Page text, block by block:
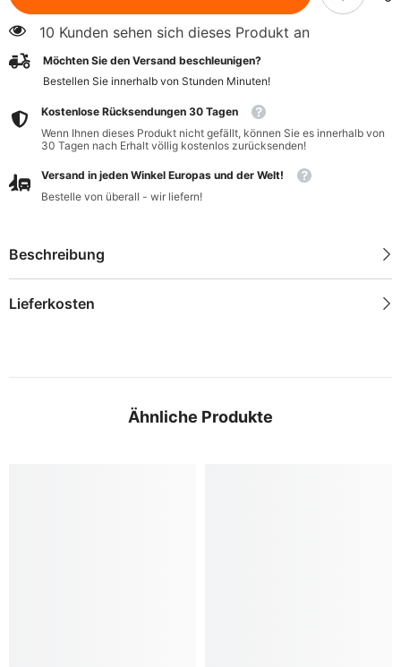
Creme-
Paste
BIO
140
g
BIO
g
-
ALLOS
10 Kunden sehen sich dieses Produkt an
Möchten Sie den Versand beschleunigen?
Bestellen Sie innerhalb von Stunden Minuten!
Kostenlose Rücksendungen 30 Tagen
Wenn Ihnen dieses Produkt nicht gefällt, können Sie es innerhalb von
30 Tagen nach Erhalt völlig kostenlos zurücksenden!
Versand in jeden Winkel Europas und der Welt!
Bestelle von überall - wir liefern!
Beschreibung
Lieferkosten
Ähnliche Produkte